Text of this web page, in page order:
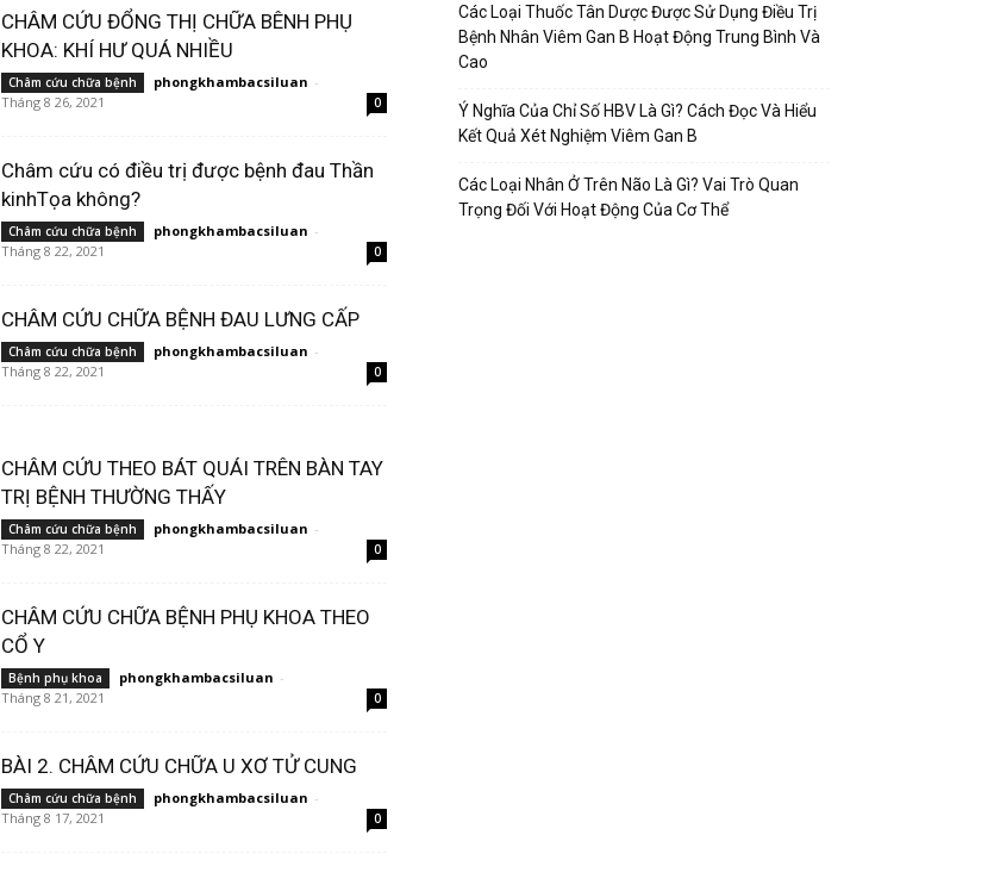
CHÂM CỨU ĐỔNG THỊ CHỮA BÊNH PHỤ
KHOA: KHÍ HƯ QUÁ NHIỀU
Châm cứu chữa bệnh phongkhambacsiluan -
Tháng 8 26, 2021
0
Châm cứu có điều trị được bệnh đau Thần
kinhTọa không?
Châm cứu chữa bệnh phongkhambacsiluan -
Tháng 8 22, 2021
0
CHÂM CỨU CHỮA BỆNH ĐAU LƯNG CẤP
Châm cứu chữa bệnh phongkhambacsiluan -
Tháng 8 22, 2021
0
CHÂM CỨU THEO BÁT QUÁI TRÊN BÀN TAY
TRỊ BỆNH THƯỜNG THẤY
Châm cứu chữa bệnh phongkhambacsiluan -
Tháng 8 22, 2021
0
CHÂM CỨU CHỮA BỆNH PHỤ KHOA THEO
CỔ Y
Bệnh phụ khoa phongkhambacsiluan -
Tháng 8 21, 2021
0
BÀI 2. CHÂM CỨU CHỮA U XƠ TỬ CUNG
Châm cứu chữa bệnh phongkhambacsiluan -
Tháng 8 17, 2021
0
Các Loại Thuốc Tân Dược Được Sử Dụng Điều Trị
Bệnh Nhân Viêm Gan B Hoạt Động Trung Bình Và
Cao
Ý Nghĩa Của Chỉ Số HBV Là Gì? Cách Đọc Và Hiểu
Kết Quả Xét Nghiệm Viêm Gan B
Các Loại Nhân Ở Trên Não Là Gì? Vai Trò Quan
Trọng Đối Với Hoạt Động Của Cơ Thể